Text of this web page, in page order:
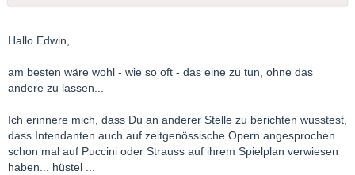
Hallo Edwin,
am besten wäre wohl - wie so oft - das eine zu tun, ohne das
andere zu lassen...
Ich erinnere mich, dass Du an anderer Stelle zu berichten wusstest,
dass Intendanten auch auf zeitgenössische Opern angesprochen
schon mal auf Puccini oder Strauss auf ihrem Spielplan verwiesen
haben... hüstel ...